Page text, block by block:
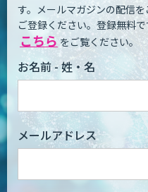
す。 メールマガジンの配信
ご登録ください。登録無料で
こちら をご覧ください。
お名前 - 姓・名
メールアドレス